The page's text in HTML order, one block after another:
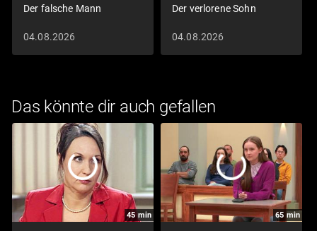
Der falsche Mann
04.08.2026
Der verlorene Sohn
04.08.2026
Das könnte dir auch gefallen
45 min 65 min